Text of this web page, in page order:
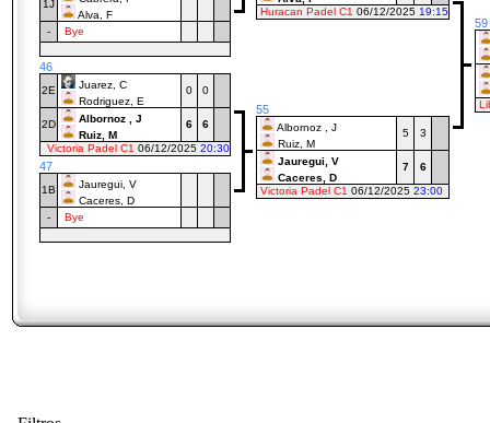
Huracan Padel C1 06/12/2025 19:15
59
1J
Alva, F
-
Bye
46
2E
Juarez, C
Rodriguez, E
0 0
2D
Albornoz , J
Ruiz, M
6
6
Victoria Padel C1 06/12/2025 20:30
55
Albornoz , J
Ruiz, M
5 3
Jauregui, V
Caceres, D
7
6
Victoria Padel C1 06/12/2025 23:00
47
1B
Jauregui, V
Caceres, D
-
Bye